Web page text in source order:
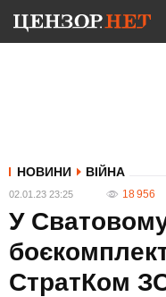
НОВИНИ ВІЙНА
02.01.23 23:25 18 956
У
СтратКом